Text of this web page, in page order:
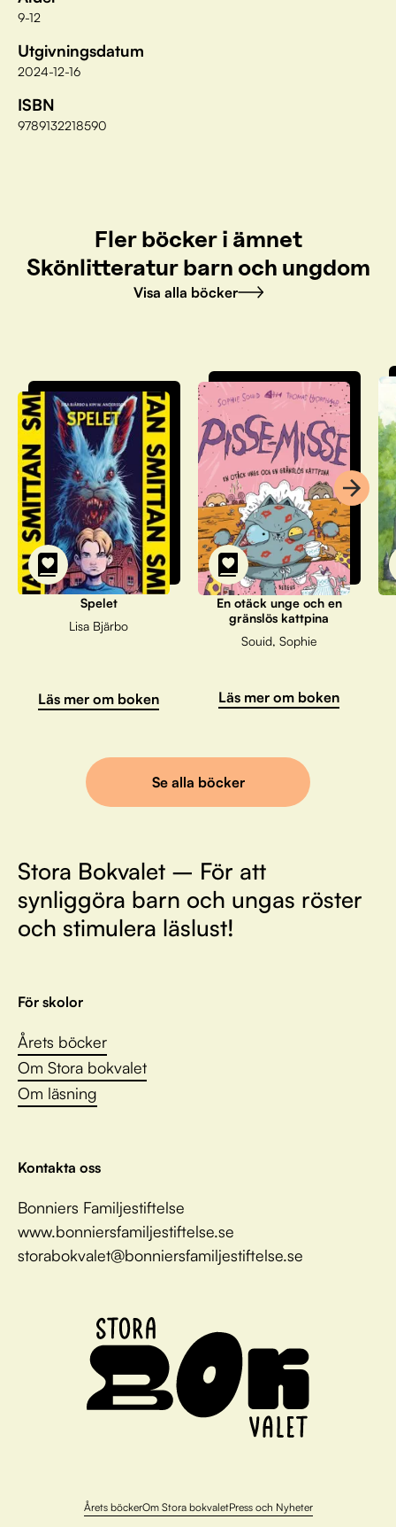
9-12
Utgivningsdatum
2024-12-16
ISBN
9789132218590
Fler böcker i ämnet
Skönlitteratur barn och ungdom
Visa alla böcker
Spelet
Lisa Bjärbo
Läs mer om boken
En otäck unge och en
gränslös kattpina
Souid, Sophie
Läs mer om boken
Se alla böcker
Stora Bokvalet – För att
synliggöra barn och ungas röster
och stimulera läslust!
För skolor
Årets böcker
Om Stora bokvalet
Om läsning
Kontakta oss
Bonniers Familjestiftelse
www.bonniersfamiljestiftelse.se
storabokvalet@bonniersfamiljestiftelse.se
Årets böckerOm Stora bokvaletPress och Nyheter